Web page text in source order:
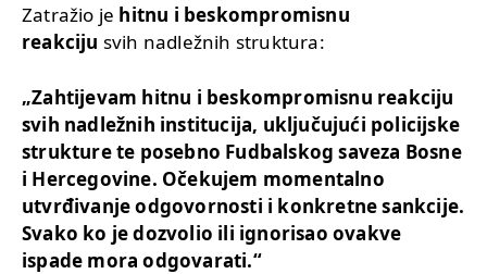
Zatražio je hitnu i beskompromisnu
reakciju svih nadležnih struktura:
„Zahtijevam hitnu i beskompromisnu reakciju
svih nadležnih institucija, uključujući policijske
strukture te posebno Fudbalskog saveza Bosne
i Hercegovine. Očekujem momentalno
utvrđivanje odgovornosti i konkretne sankcije.
Svako ko je dozvolio ili ignorisao ovakve
ispade mora odgovarati.“